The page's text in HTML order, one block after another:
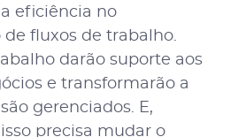
eficiência no
fluxos de trabalho.
darão suporte aos
e transformarão a
gerenciados. E,
precisa mudar o